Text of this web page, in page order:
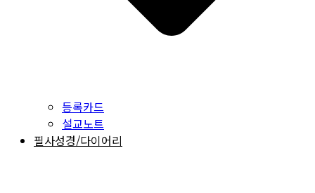
등록카드
설교노트
필사성경/다이어리